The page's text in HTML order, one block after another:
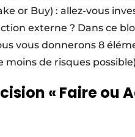
or Buy) : allez-vous
externe ? Dans ce
vous donnerons 8
de risques
« Faire ou